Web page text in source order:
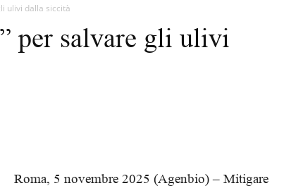
ulivi dalla siccità
per salvare gli ulivi
Roma, 5 novembre 2025 (Agenbio) – Mitigare